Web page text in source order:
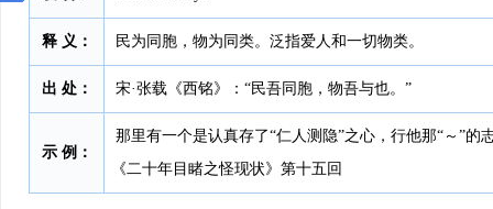
释 义： 民为同胞，物为同类。泛指爱人和一切物类。
出 处： 宋·张载《西铭》：“民吾同胞，物吾与也。”
示 例：
那里有一个是认真存了“仁人测隐”之心，行他那“～”的
《二十年目睹之怪现状》第十五回